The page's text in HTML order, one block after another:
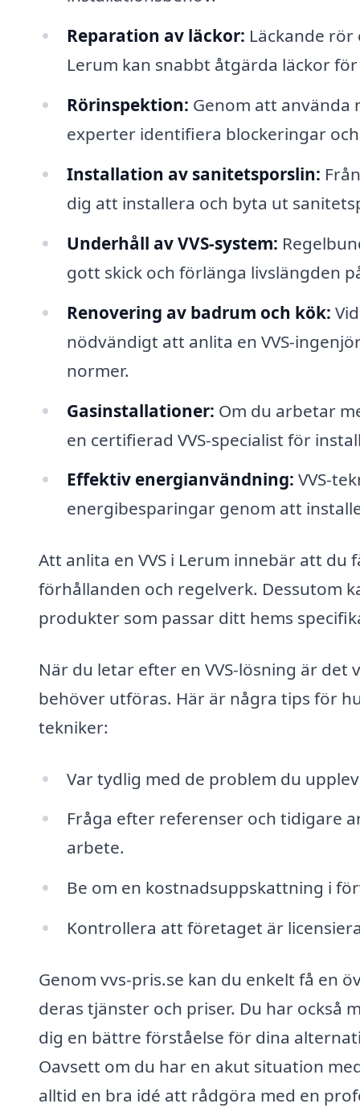
Reparation av läckor: Läckande rör
Lerum kan snabbt åtgärda läckor
Rörinspektion: Genom att använda
experter identifiera blockeringar
Installation av sanitetsporslin:
dig att installera och byta ut
Underhåll av VVS-system:
gott skick och förlänga livslängden
Renovering av badrum och kök:
nödvändigt att anlita en VVS-
normer.
Gasinstallationer: Om du arbetar
en certifierad VVS-specialist för
Effektiv energianvändning: VVS-
energibesparingar genom att
Att anlita en VVS i Lerum innebär att
förhållanden och regelverk. Dessutom
produkter som passar ditt hems
När du letar efter en VVS-lösning är
behöver utföras. Här är några tips för
tekniker:
Var tydlig med de problem du
Fråga efter referenser och tidigare
arbete.
Be om en kostnadsuppskattning i
Kontrollera att företaget är
Genom vvs-pris.se kan du enkelt få en
deras tjänster och priser. Du har också
dig en bättre förståelse för dina
Oavsett om du har en akut situation
alltid en bra idé att rådgöra med en